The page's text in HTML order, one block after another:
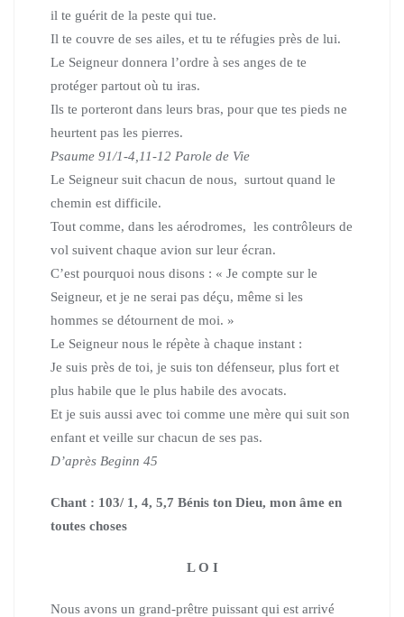
il te guérit de la peste qui tue.
Il te couvre de ses ailes, et tu te réfugies près de lui.
Le Seigneur donnera l’ordre à ses anges de te
protéger partout où tu iras.
Ils te porteront dans leurs bras, pour que tes pieds ne
heurtent pas les pierres.
Psaume 91/1-4,11-12 Parole de Vie
Le Seigneur suit chacun de nous, surtout quand le
chemin est difficile.
Tout comme, dans les aérodromes, les contrôleurs de
vol suivent chaque avion sur leur écran.
C’est pourquoi nous disons : « Je compte sur le
Seigneur, et je ne serai pas déçu, même si les
hommes se détournent de moi. »
Le Seigneur nous le répète à chaque instant :
Je suis près de toi, je suis ton défenseur, plus fort et
plus habile que le plus habile des avocats.
Et je suis aussi avec toi comme une mère qui suit son
enfant et veille sur chacun de ses pas.
D’après Beginn 45
Chant : 103/ 1, 4, 5,7 Bénis ton Dieu, mon âme en
toutes choses
L O I
Nous avons un grand-prêtre puissant qui est arrivé